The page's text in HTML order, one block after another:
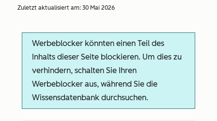
Zuletzt aktualisiert am: 30 Mai 2026
Werbeblocker könnten einen Teil des
Inhalts dieser Seite blockieren. Um dies zu
verhindern, schalten Sie Ihren
Werbeblocker aus, während Sie die
Wissensdatenbank durchsuchen.